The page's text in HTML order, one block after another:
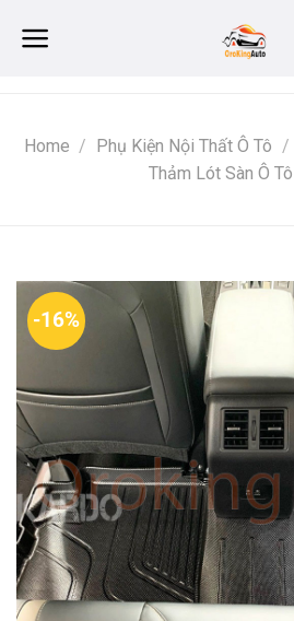
Home / Phụ Kiện Nội Thất Ô Tô /
Thảm Lót Sàn Ô
-16%